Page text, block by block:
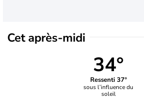
Cet après-midi
34°
Ressenti 37°
sous l’influence du
soleil